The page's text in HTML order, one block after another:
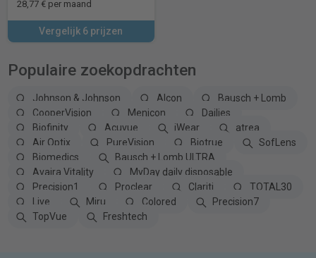
28,77 € per maand
Vergelijk 6 prijzen
Populaire zoekopdrachten
Johnson & Johnson Alcon
Bausch + Lomb
CooperVision
Menicon
Dailies
Biofinity
Acuvue iWear
atrea
Air Optix
PureVision Biotrue
SofLens
Biomedics
Bausch + Lomb ULTRA
Avaira Vitality
MyDay daily disposable
Precision1
Proclear Clariti
TOTAL30
Live
Miru Colored
Precision7
TopVue
Freshtech